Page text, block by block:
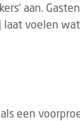
aan.
voelen
een